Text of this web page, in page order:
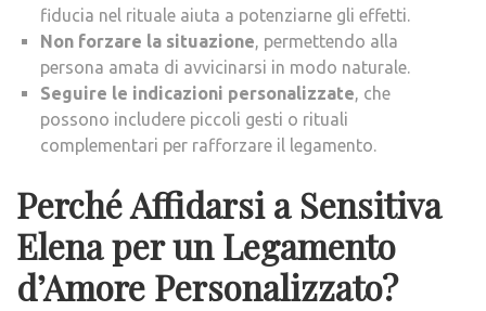
fiducia nel rituale aiuta a potenziarne gli effetti.
Non forzare la situazione, permettendo alla
persona amata di avvicinarsi in modo naturale.
Seguire le indicazioni personalizzate, che
possono includere piccoli gesti o rituali
complementari per rafforzare il legamento.
Perché Affidarsi a Sensitiva
Elena per un Legamento
d’Amore Personalizzato?